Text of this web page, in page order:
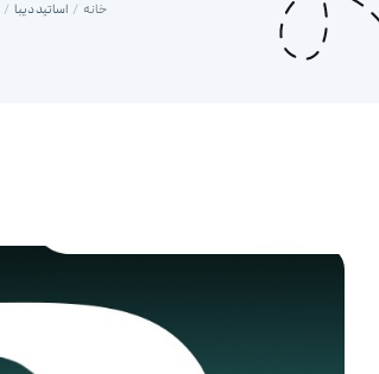
خانه / اساتید دیبا /